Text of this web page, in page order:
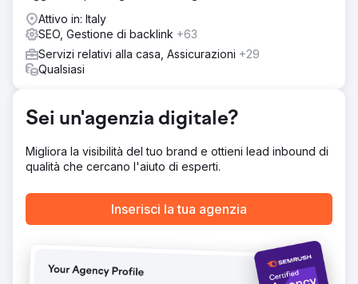
semplicemente migliorando la pagina, i contenuti e i
collegamenti.
Risultato
Di conseguenza: Primo anno: 0-3000 clic al giorno
raggiunto oltre 8000 clic al giorno (Google Search
Console) Traffico complessivo in Google Analytics ora
Attivo in: Italy
SEO, Gestione di backlink +63
Servizi relativi alla casa, Assicurazioni +29
Qualsiasi
Sei un'agenzia digitale?
Migliora la visibilità del tuo brand e ottieni lead inbound di
qualità che cercano l'aiuto di esperti.
Inserisci la tua agenzia